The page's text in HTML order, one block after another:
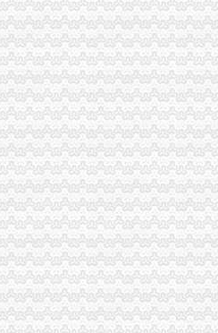
检准备工作
区工商代办贯彻实施
花竹管理
营业执照落实市局2006年工作要点
自律止奢侈浪费教育
烟花竹安全事故应急预案
办公司局执法工作进行检查验收
规范农资管理
营业执照落实剧急鼠查工作
著名商标纪录
合法权益
场业主自律
规范行政责任
行业市渝中区代办公司场主体节日监管
好干部年度考核工作
间商标专用权保护
质量管理工作